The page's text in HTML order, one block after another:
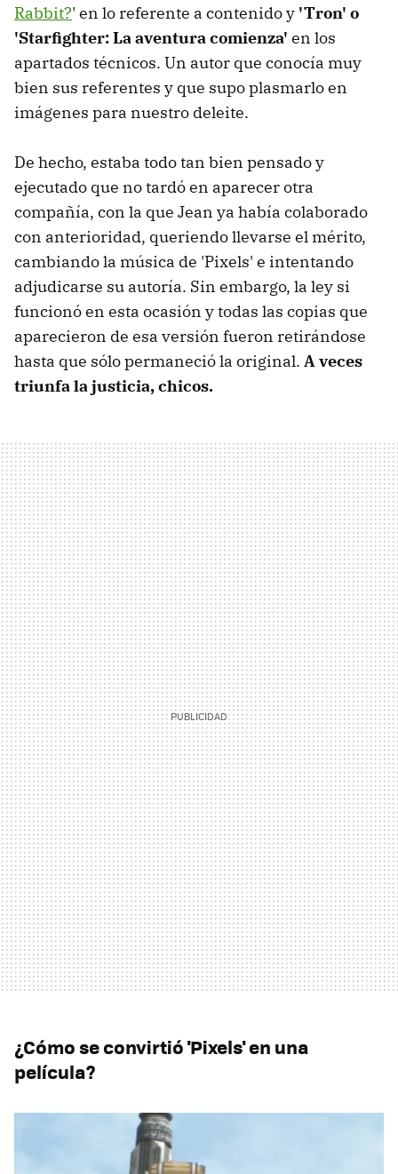
Rabbit?' en lo referente a contenido y 'Tron' o
'Starfighter: La aventura comienza' en los
apartados técnicos. Un autor que conocía muy
bien sus referentes y que supo plasmarlo en
imágenes para nuestro deleite.
De hecho, estaba todo tan bien pensado y
ejecutado que no tardó en aparecer otra
compañía, con la que Jean ya había colaborado
con anterioridad, queriendo llevarse el mérito,
cambiando la música de 'Pixels' e intentando
adjudicarse su autoría. Sin embargo, la ley si
funcionó en esta ocasión y todas las copias que
aparecieron de esa versión fueron retirándose
hasta que sólo permaneció la original. A veces
triunfa la justicia, chicos.
¿Cómo se convirtió 'Pixels' en una
película?